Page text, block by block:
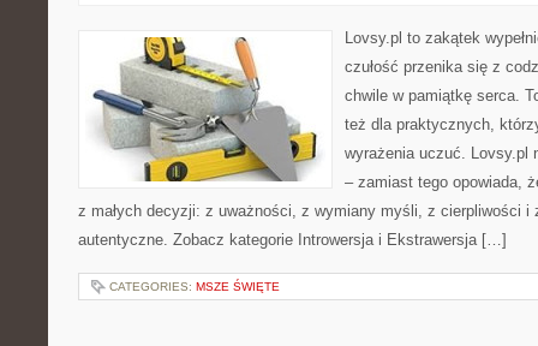
Lovsy.pl to zakątek
czułość przenika się z
chwile w pamiątkę serca.
też dla praktycznych,
wyrażenia uczuć. Lovsy.pl
– zamiast tego opowiada,
z małych decyzji: z uważności, z wymiany myśli, z cierpliwości i
autentyczne. Zobacz kategorie Introwersja i Ekstrawersja […]
CATEGORIES: MSZE ŚWIĘTE